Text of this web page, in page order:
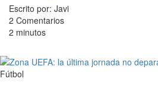
Escrito por: Javi
2 Comentarios
2 minutos
Fútbol